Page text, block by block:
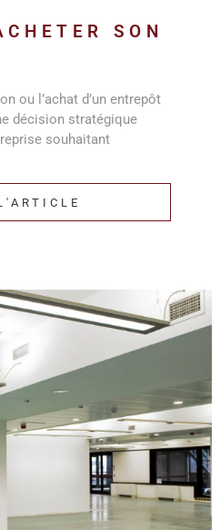
SON
ou l’achat d’un entrepôt
décision stratégique
souhaitant